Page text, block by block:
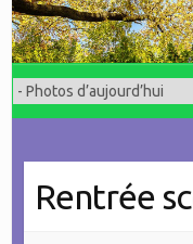
Rentrée